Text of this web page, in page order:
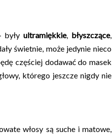
byłyultramiękkie, błyszczące,
świetnie, może jedynie nieco
częściej dodawać do masek
którego jeszcze nigdy nie
włosy są suche i matowe,